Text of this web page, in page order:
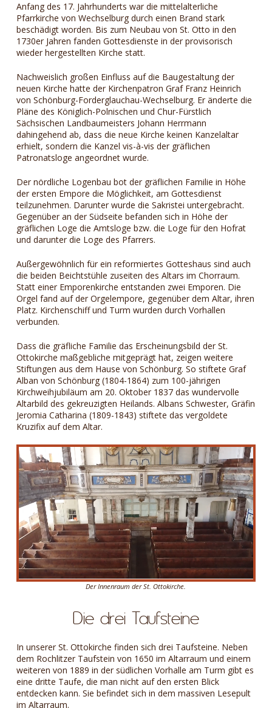
Anfang des 17. Jahrhunderts war die mittelalterliche
Pfarrkirche von Wechselburg durch einen Brand stark
beschädigt worden. Bis zum Neubau von St. Otto in den
1730er Jahren fanden Gottesdienste in der provisorisch
wieder hergestellten Kirche statt.
Nachweislich großen Einfluss auf die Baugestaltung der
neuen Kirche hatte der Kirchenpatron Graf Franz Heinrich
von Schönburg-Forderglauchau-Wechselburg. Er änderte die
Pläne des Königlich-Polnischen und Chur-Fürstlich
Sächsischen Landbaumeisters Johann Herrmann
dahingehend ab, dass die neue Kirche keinen Kanzelaltar
erhielt, sondern die Kanzel vis-à-vis der gräflichen
Patronatsloge angeordnet wurde.
Der nördliche Logenbau bot der gräflichen Familie in Höhe
der ersten Empore die Möglichkeit, am Gottesdienst
teilzunehmen. Darunter wurde die Sakristei untergebracht.
Gegenüber an der Südseite befanden sich in Höhe der
gräflichen Loge die Amtsloge bzw. die Loge für den Hofrat
und darunter die Loge des Pfarrers.
Außergewöhnlich für ein reformiertes Gotteshaus sind auch
die beiden Beichtstühle zuseiten des Altars im Chorraum.
Statt einer Emporenkirche entstanden zwei Emporen. Die
Orgel fand auf der Orgelempore, gegenüber dem Altar, ihren
Platz. Kirchenschiff und Turm wurden durch Vorhallen
verbunden.
Dass die gräfliche Familie das Erscheinungsbild der St.
Ottokirche maßgebliche mitgeprägt hat, zeigen weitere
Stiftungen aus dem Hause von Schönburg. So stiftete Graf
Alban von Schönburg (1804-1864) zum 100-jährigen
Kirchweihjubiläum am 20. Oktober 1837 das wundervolle
Altarbild des gekreuzigten Heilands. Albans Schwester, Gräfin
Jeromia Catharina (1809-1843) stiftete das vergoldete
Kruzifix auf dem Altar.
Der Innenraum der St. Ottokirche.
Die drei Taufsteine
In unserer St. Ottokirche finden sich drei Taufsteine. Neben
dem Rochlitzer Taufstein von 1650 im Altarraum und einem
weiteren von 1889 in der südlichen Vorhalle am Turm gibt es
eine dritte Taufe, die man nicht auf den ersten Blick
entdecken kann. Sie befindet sich in dem massiven Lesepult
im Altarraum.